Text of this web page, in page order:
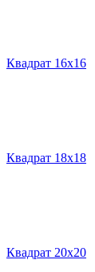
Квадрат 16х16
Квадрат 18х18
Квадрат 20х20